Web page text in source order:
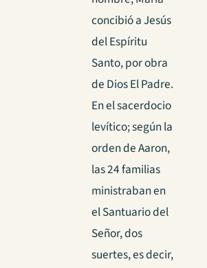
concibió a Jesús
del Espíritu
Santo, por obra
de Dios El Padre.
En el sacerdocio
levítico; según la
orden de Aaron,
las 24 familias
ministraban en
el Santuario del
Señor, dos
suertes, es decir,